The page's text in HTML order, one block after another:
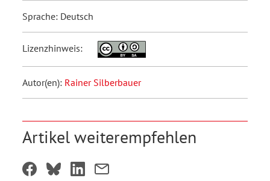
Sprache: Deutsch
Lizenzhinweis:
Autor(en): Rainer Silberbauer
Artikel weiterempfehlen